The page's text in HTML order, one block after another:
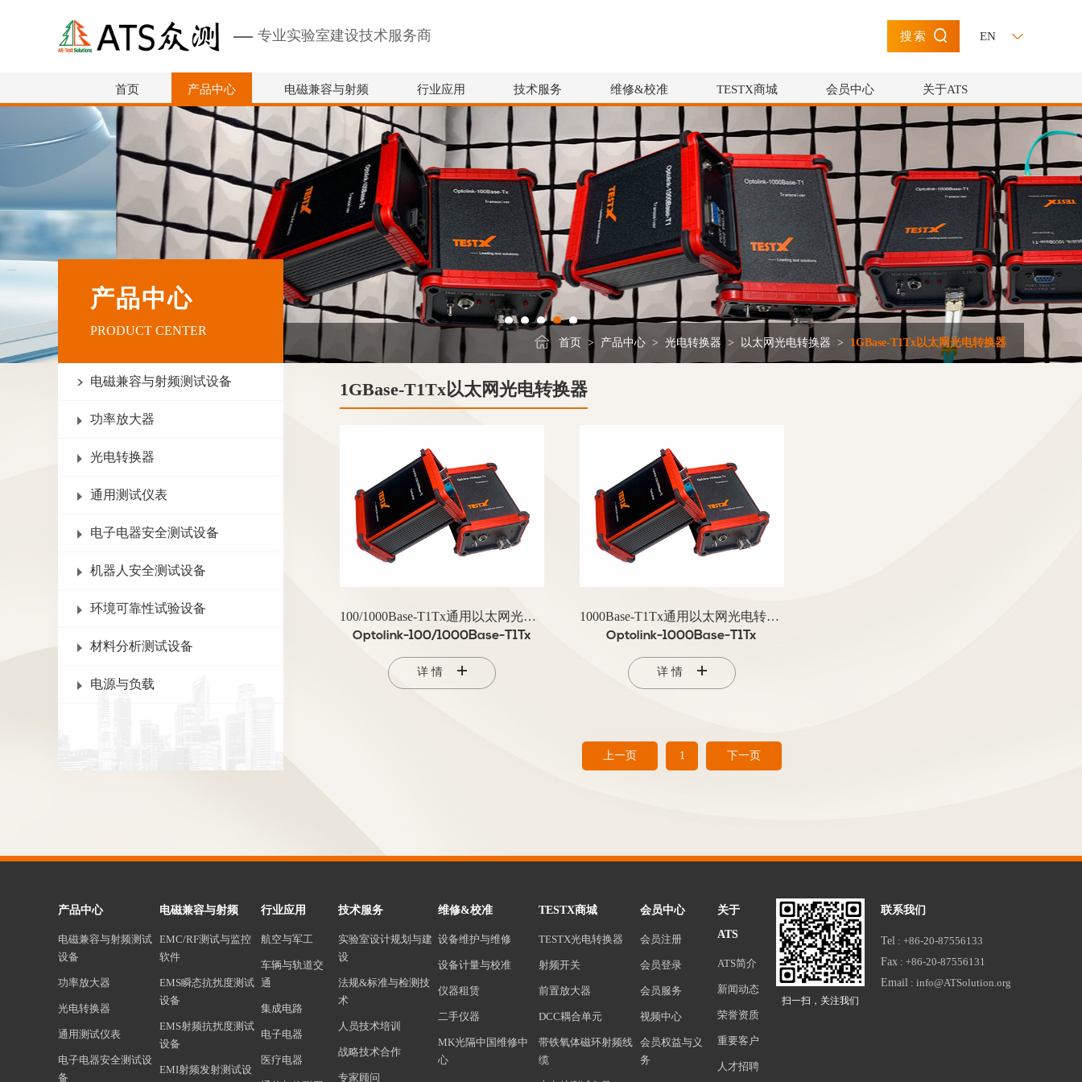
专业实验室建设技术服务商 搜索 EN
首页 产品中心 电磁兼容与射频 行业应用 技术服务 维修&校准 TESTX商城 会员中心 关于ATS
产品中心
PRODUCT CENTER
首页 > 产品中心 > 光电转换器 > 以太网光电转换器 > 1GBase-T1Tx以太网光电转换器
电磁兼容与射频测试设备
功率放大器
光电转换器
通用测试仪表
电子电器安全测试设备
机器人安全测试设备
环境可靠性试验设备
材料分析测试设备
电源与负载
1GBase-T1Tx以太网光电转换器
100/1000Base-T1Tx通用以太网光电转换器
Optolink-100/1000Base-T1Tx
详情
1000Base-T1Tx通用以太网光电转换器
Optolink-1000Base-T1Tx
详情
上一页 1 下一页
产品中心
电磁兼容与射频测试
设备
功率放大器
光电转换器
通用测试仪表
电子电器安全测试设
备
电磁兼容与射频
EMC/RF测试与监控
软件
EMS瞬态抗扰度测试
设备
EMS射频抗扰度测试
设备
EMI射频发射测试设
行业应用
航空与军工
车辆与轨道交
通
集成电路
电子电器
医疗电器
技术服务
实验室设计规划与建
设
法规&标准与检测技
术
人员技术培训
战略技术合作
专家顾问
维修&校准
设备维护与维修
设备计量与校准
仪器租赁
二手仪器
MK光隔中国维修中
心
TESTX商城
TESTX光电转换器
射频开关
前置放大器
DCC耦合单元
带铁氧体磁环射频线
缆
会员中心
会员注册
会员登录
会员服务
视频中心
会员权益与义
务
关于
ATS
ATS简介
新闻动态
荣誉资质
重要客户
人才招聘
扫一扫，关注我们
联系我们
Tel : +86-20-87556133
Fax : +86-20-87556131
Email : info@ATSolution.org